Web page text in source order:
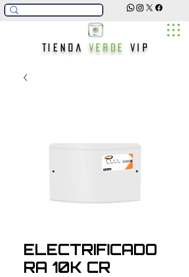
TiendaVerde Vip
ELECTRIFICADO
RA 10K CR